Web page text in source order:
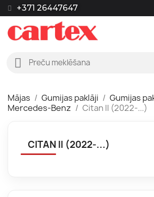
+371 26447647
Mājas Gumijas paklāji
Gumijas
Mercedes-Benz
Citan II (2022-...)
CITAN II (2022-...)